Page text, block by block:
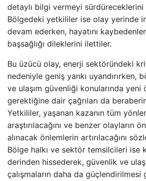
detaylı bilgi vermeyi
Bölgedeki yetkililer ise olay yerinde
devam ederken, hayatını
başsağlığı dileklerini ilettiler.
Bu üzücü olay, enerji sektöründeki
nedeniyle geniş yankı uyandırırken,
ve ulaşım güvenliği konularında yeni
gerektiğine dair çağrıları da
Yetkililer, yaşanan kazanın tüm
araştırılacağını ve benzer olayların
alınacak önlemlerin artırılacağını
Bölge halkı ve sektör temsilcileri ise
derinden hissederek, güvenlik ve
çalışmaların daha da